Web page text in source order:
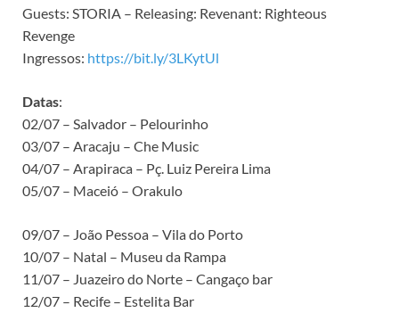
Guests: STORIA – Releasing: Revenant: Righteous
Revenge
Ingressos: https://bit.ly/3LKytUl
Datas:
02/07 – Salvador – Pelourinho
03/07 – Aracaju – Che Music
04/07 – Arapiraca – Pç. Luiz Pereira Lima
05/07 – Maceió – Orakulo
09/07 – João Pessoa – Vila do Porto
10/07 – Natal – Museu da Rampa
11/07 – Juazeiro do Norte – Cangaço bar
12/07 – Recife – Estelita Bar